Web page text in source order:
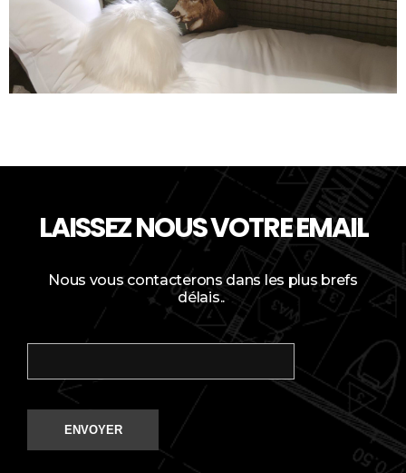
LAISSEZ NOUS VOTRE EMAIL
Nous vous contacterons dans les plus brefs
délais..